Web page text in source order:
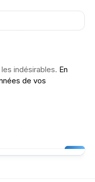
indésirables. En
de vos